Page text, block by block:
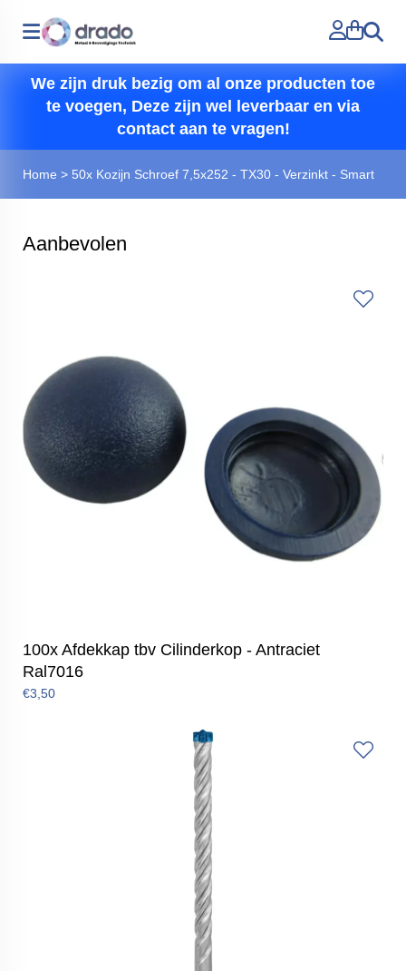
Zoeken
We zijn druk bezig om al onze producten toe
te voegen, Deze zijn wel leverbaar en via
contact aan te vragen!
Home > 50x Kozijn Schroef 7,5x252 - TX30 - Verzinkt - Smart
Aanbevolen
100x Afdekkap tbv Cilinderkop - Antraciet
Ral7016
€3,50